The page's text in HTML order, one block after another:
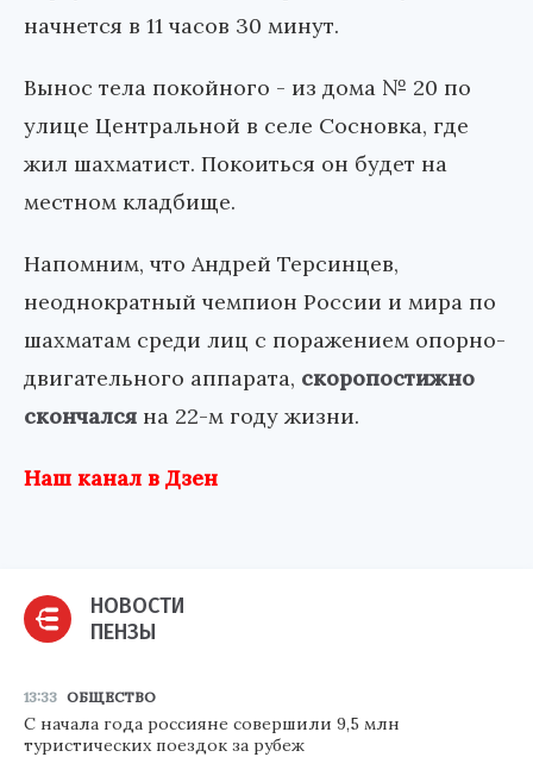
начнется в 11 часов 30 минут.
Вынос тела покойного - из дома № 20 по
улице Центральной в селе Сосновка, где
жил шахматист. Покоиться он будет на
местном кладбище.
Напомним, что Андрей Терсинцев,
неоднократный чемпион России и мира по
шахматам среди лиц с поражением опорно-
двигательного аппарата, скоропостижно
скончался на 22-м году жизни.
Наш канал в Дзен
НОВОСТИ
ПЕНЗЫ
13:33 ОБЩЕСТВО
С начала года россияне совершили 9,5 млн
туристических поездок за рубеж